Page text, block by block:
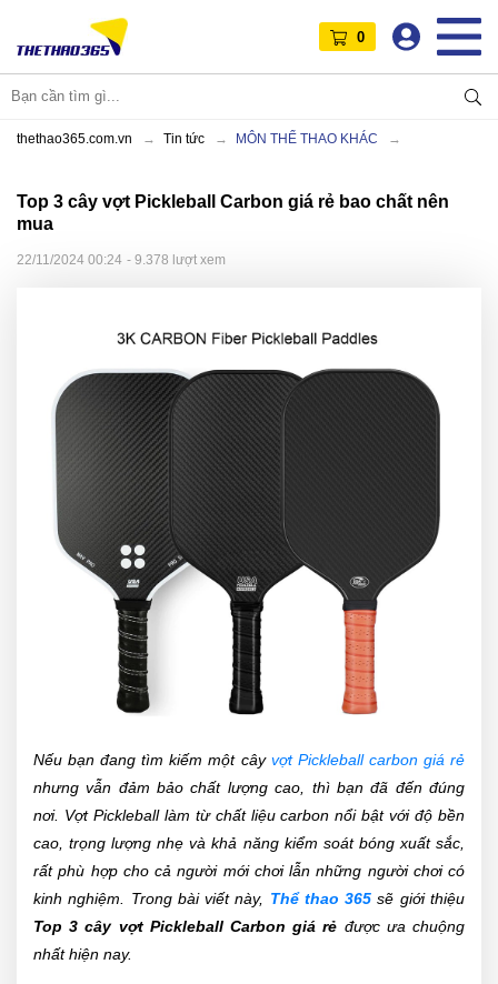
0
thethao365.com.vn Tin tức MÔN THỂ THAO KHÁC
Top 3 cây vợt Pickleball Carbon giá rẻ bao chất nên
mua
22/11/2024 00:24 - 9.378 lượt xem
Nếu bạn đang tìm kiếm một cây vợt Pickleball carbon giá rẻ
nhưng vẫn đảm bảo chất lượng cao, thì bạn đã đến đúng
nơi. Vợt Pickleball làm từ chất liệu carbon nổi bật với độ bền
cao, trọng lượng nhẹ và khả năng kiểm soát bóng xuất sắc,
rất phù hợp cho cả người mới chơi lẫn những người chơi có
kinh nghiệm. Trong bài viết này, Thể thao 365 sẽ giới thiệu
Top 3 cây vợt Pickleball Carbon giá rẻ được ưa chuộng
nhất hiện nay.